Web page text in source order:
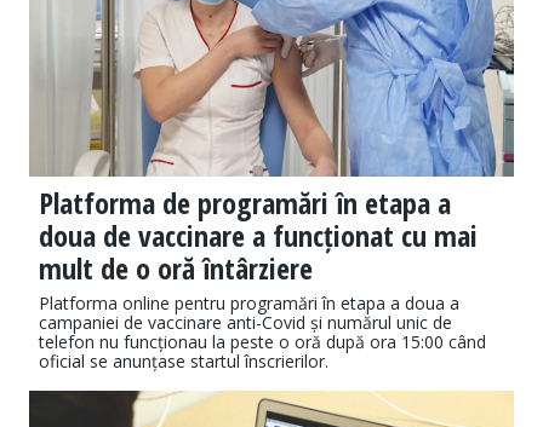
Platforma de programări în etapa a
doua de vaccinare a funcționat cu mai
mult de o oră întârziere
Platforma online pentru programări în etapa a doua a
campaniei de vaccinare anti-Covid și numărul unic de
telefon nu funcționau la peste o oră după ora 15:00 când
oficial se anunțase startul înscrierilor.